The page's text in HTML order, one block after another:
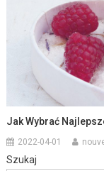
Jak Wybrać
2022-04-01
Szukaj